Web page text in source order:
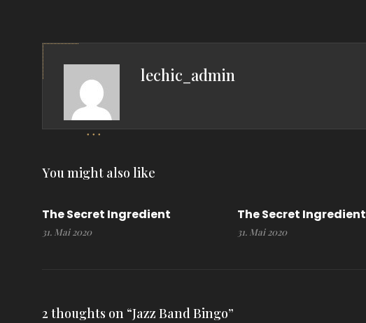
lechic_admin
You might also like
The Secret Ingredient
31. Mai 2020
The Secret Ingredient
31. Mai 2020
2 thoughts on “Jazz Band Bingo”